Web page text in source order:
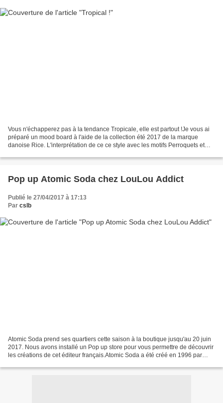
Vous n'échapperez pas à la tendance Tropicale, elle est partout !Je vous ai
préparé un mood board à l'aide de la collection été 2017 de la marque
danoise Rice. L'interprétation de ce ce style avec les motifs Perroquets et
Pop up Atomic Soda chez LouLou Addict
Publié le 27/04/2017 à 17:13
Par cslb
Atomic Soda prend ses quartiers cette saison à la boutique jusqu'au 20 juin
2017. Nous avons installé un Pop up store pour vous permettre de découvrir
les créations de cet éditeur français.Atomic Soda a été créé en 1996 par